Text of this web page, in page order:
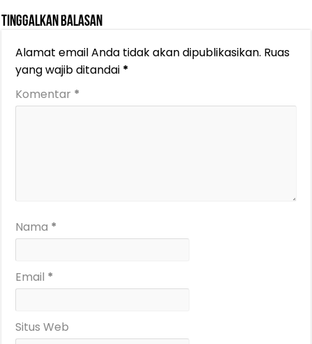
Tinggalkan Balasan
Alamat email Anda tidak akan dipublikasikan. Ruas
yang wajib ditandai *
Komentar *
Nama *
Email *
Situs Web